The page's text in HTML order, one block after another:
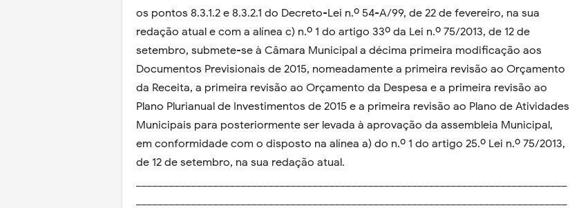
os pontos 8.3.1.2 e 8.3.2.1 do Decreto-Lei n.º 54-A/99, de 22 de fevereiro, na sua
redação atual e com a alínea c) n.º 1 do artigo 33º da Lei n.º 75/2013, de 12 de
setembro, submete-se à Câmara Municipal a décima primeira modificação aos
Documentos Previsionais de 2015, nomeadamente a primeira revisão ao Orçamento
da Receita, a primeira revisão ao Orçamento da Despesa e a primeira revisão ao
Plano Plurianual de Investimentos de 2015 e a primeira revisão ao Plano de Atividades
Municipais para posteriormente ser levada à aprovação da assembleia Municipal,
em conformidade com o disposto na alínea a) do n.º 1 do artigo 25.º Lei n.º 75/2013,
de 12 de setembro, na sua redação atual.